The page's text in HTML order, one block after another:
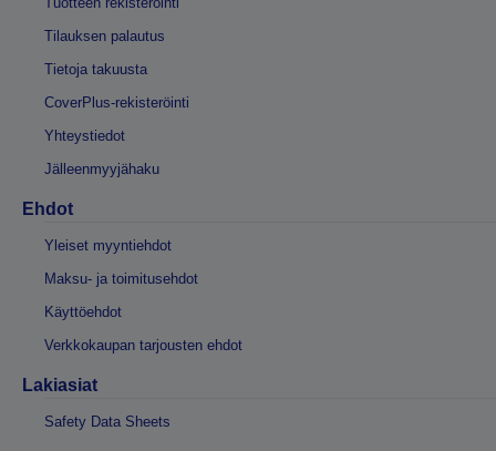
Tilauksen palautus
Tietoja takuusta
CoverPlus-rekisteröinti
Yhteystiedot
Jälleenmyyjähaku
Ehdot
Yleiset myyntiehdot
Maksu- ja toimitusehdot
Käyttöehdot
Verkkokaupan tarjousten ehdot
Lakiasiat
Safety Data Sheets